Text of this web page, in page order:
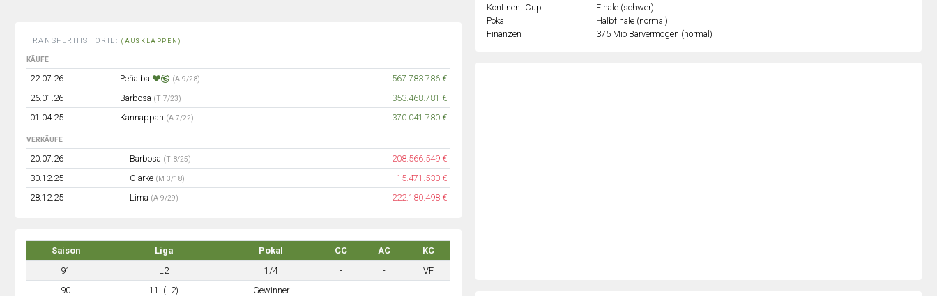
TRANSFERHISTORIE:(AUSKLAPPEN)
KÄUFE
22.07.26 Peñalba (A 9/28)
567.783.786 €
26.01.26
Barbosa (T 7/23)
353.468.781 €
01.04.25
Kannappan (A 7/22) 370.041.780 €
VERKÄUFE
20.07.26 Barbosa (T 8/25)
208.566.549 €
30.12.25
Clarke (M 3/18)
15.471.530 €
28.12.25
Lima (A 9/29) 222.180.498 €
Saison Liga Pokal CC AC
KC
91
L2 1/4 - -
VF
90
11. (L2) Gewinner - -
-
Kontinent Cup
Finale (schwer)
Pokal
Halbfinale (normal)
Finanzen
375 Mio Barvermögen (normal)